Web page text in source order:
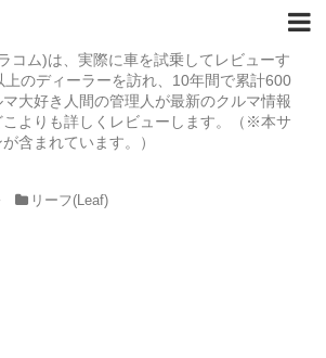
コム)は、実際に車を試乗してレビューす
上のディーラーを訪れ、10年間で累計600
大好き人間の管理人が最新のクルマ情報
よりも詳しくレビューします。（※本サ
含まれています。）
リーフ(Leaf)